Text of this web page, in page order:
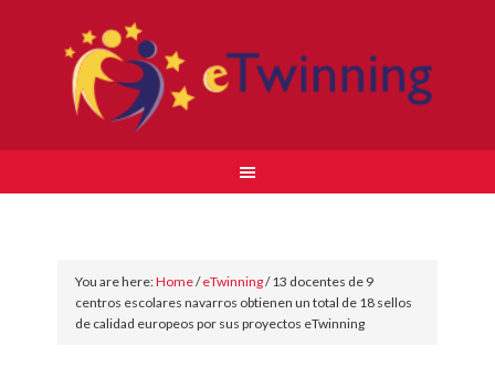
You are here:Home/eTwinning/13 docentes de 9
centros escolares navarros obtienen un total de 18 sellos
de calidad europeos por sus proyectos eTwinning